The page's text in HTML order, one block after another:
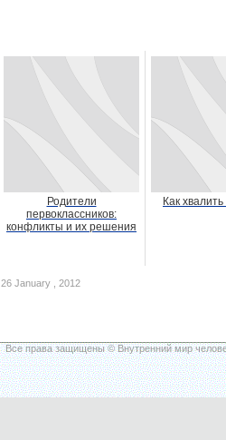
Родители
первоклассников:
конфликты и их решения
Как
26 January , 2012
Все права защищены © Внутренний мир